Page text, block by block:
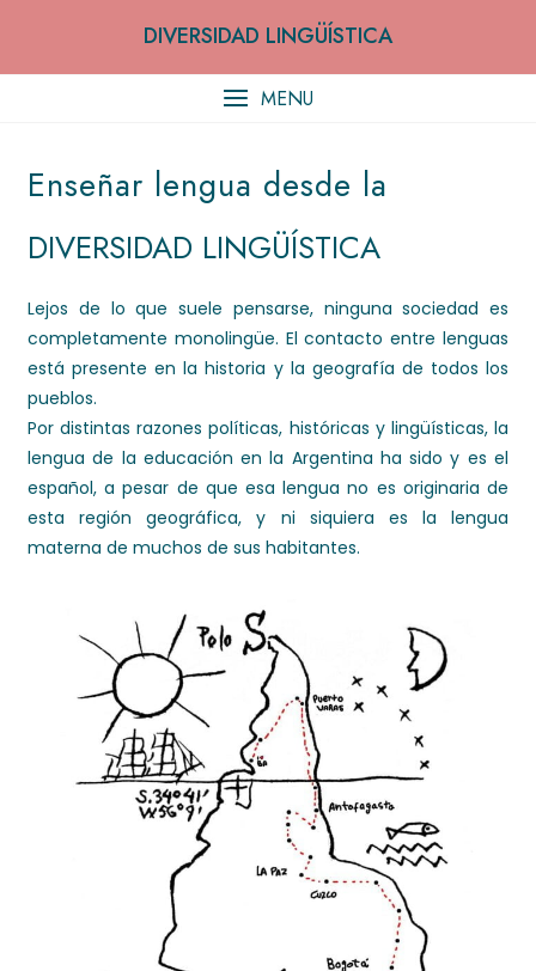
DIVERSIDAD LINGÜÍSTICA
MENU
Enseñar lengua desde la
DIVERSIDAD LINGÜÍSTICA
Lejos de lo que suele pensarse, ninguna sociedad es
completamente monolingüe. El contacto entre lenguas
está presente en la historia y la geografía de todos los
pueblos.
Por distintas razones políticas, históricas y lingüísticas, la
lengua de la educación en la Argentina ha sido y es el
español, a pesar de que esa lengua no es originaria de
esta región geográfica, y ni siquiera es la lengua
materna de muchos de sus habitantes.